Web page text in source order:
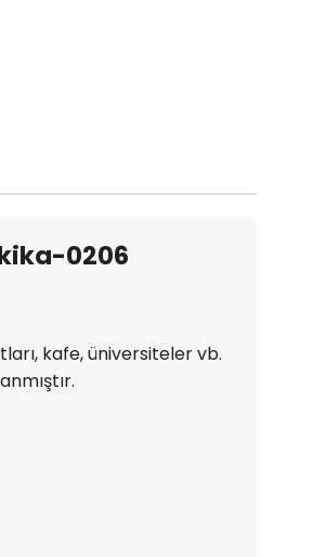
0206
kafe, üniversiteler vb.